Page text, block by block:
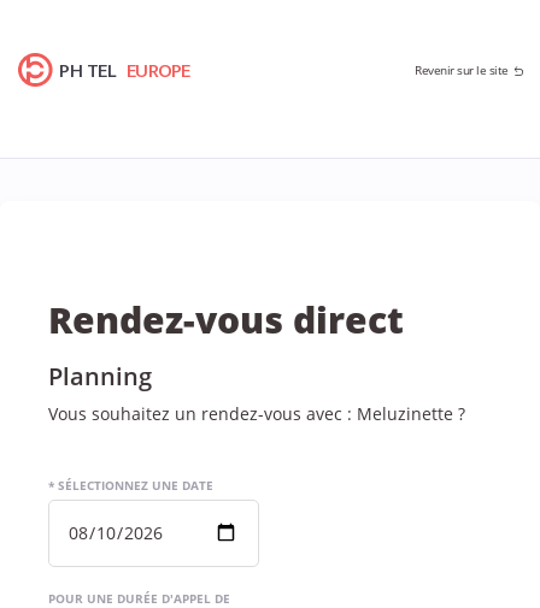
PH TEL EUROPE Revenir sur le site
Rendez-vous direct
Planning
Vous souhaitez un rendez-vous avec : Meluzinette ?
* SÉLECTIONNEZ UNE DATE
POUR UNE DURÉE D'APPEL DE